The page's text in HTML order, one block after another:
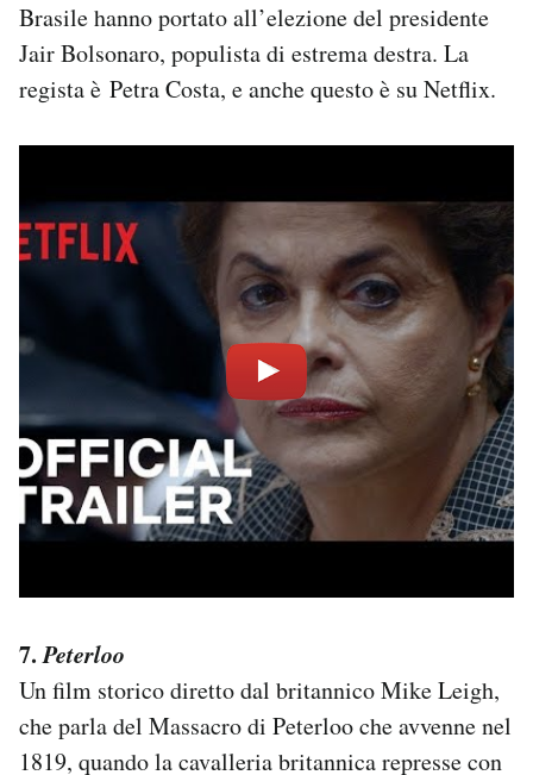
Brasile hanno portato all’elezione del presidente
Jair Bolsonaro, populista di estrema destra. La
regista è Petra Costa, e anche questo è su Netflix.
7.Peterloo
Un film storico diretto dal britannico Mike Leigh,
che parla del Massacro di Peterloo che avvenne nel
1819, quando la cavalleria britannica represse con